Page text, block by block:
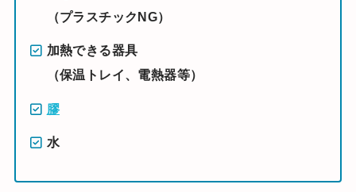
（プラスチックNG）
加熱できる器具
（保温トレイ、電熱器等）
膠
水